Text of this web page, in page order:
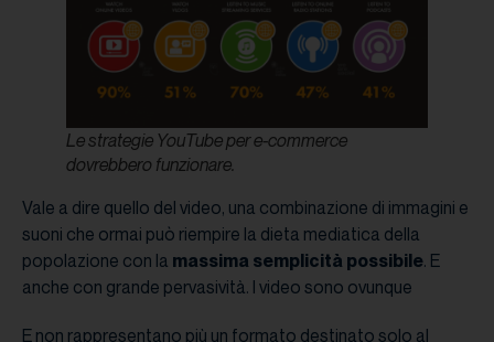
Le strategie YouTube per e-commerce
dovrebbero funzionare.
Vale a dire quello del video, una combinazione di immagini e
suoni che ormai può riempire la dieta mediatica della
popolazione con la massima semplicità possibile. E
anche con grande pervasività. I video sono ovunque
E non rappresentano più un formato destinato solo al